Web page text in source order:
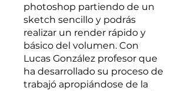
photoshop partiendo de un
sketch sencillo y podrás
realizar un render rápido y
básico del volumen. Con
Lucas González profesor que
ha desarrollado su proceso de
trabajó apropiándose de la